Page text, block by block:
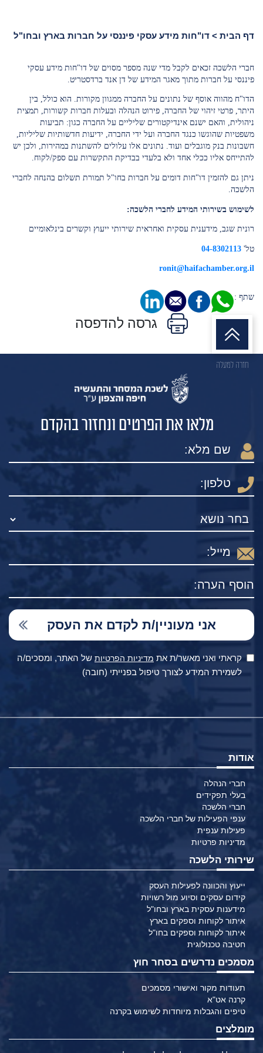
דף הבית > דו"חות מידע עסקי פיננסי על חברות בארץ ובחו"ל
חברי הלשכה זכאים לקבל מדי שנה מספר מסוים של דו"חות מידע עסקי
פיננסי על חברות מתוך מאגר המידע של דן אנד ברדסטריט.
הדו"ח מהווה אוסף של נתונים על החברה ממגוון מקורות. הוא כולל, בין
היתר, פרטי זיהוי של החברה, פירוט הנהלה ובעלות חברות קשורות, תמצית
ניהולית, והאם ישנם אינדיקטורים שליליים על החברה כגון: תביעות
משפטיות שהוגשו כנגד החברה ועל ידי החברה, ידיעות חדשותיות שליליות,
חשבונות בנק מוגבלים ועוד. נתונים אלו עלולים להשתנות במהירות, ולכן יש
להתייחס אליו ככלי אחד ולא בלעדי בבדיקת התקשרות עם ספק/לקוח.
ניתן גם להזמין דו"חות דומים על חברות בחו"ל תמורת תשלום בהנחה לחברי
הלשכה.
לשימוש בשירותי המידע לחברי הלשכה:
רונית שגב, מידענית עסקית ואחראית שירותי ייעוץ וקשרים בינלאומיים
טל' 04-8302113
ronit@haifachamber.org.il
שתף :
גרסה להדפסה
חזרה למעלה
מלאו את הפרטים ונחזור בהקדם
קראתי ואני מאשר/ת את מדיניות הפרטיות של האתר, ומסכים/ה
לשמירת המידע לצורך טיפול בפנייתי (חובה)
אודות
חברי הנהלה
בעלי תפקידים
חברי הלשכה
ענפי הפעילות של חברי הלשכה
פעילות ענפית
מדיניות פרטיות
שירותי הלשכה
ייעוץ והכוונה לפעילות העסק
קידום עסקים וסיוע מול רשויות
מידענות עסקית בארץ ובחו"ל
איתור לקוחות וספקים בארץ
איתור לקוחות וספקים בחו"ל
חטיבה טכנולוגית
מסמכים נדרשים בסחר חוץ
תעודות מקור ואישורי מסמכים
קרנה אט"א
טיפים והגבלות מיוחדות לשימוש בקרנה
מומלצים